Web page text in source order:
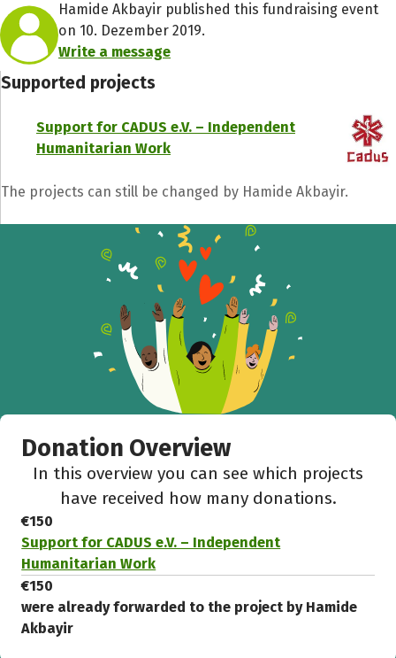
Hamide Akbayir published this fundraising event
on 10. Dezember 2019.
Write a message
Supported projects
Support for CADUS e.V. – Independent
Humanitarian Work
The projects can still be changed by Hamide Akbayir.
Donation Overview
In this overview you can see which projects
have received how many donations.
€150
Support for CADUS e.V. – Independent
Humanitarian Work
€150
were already forwarded to the project by Hamide
Akbayir